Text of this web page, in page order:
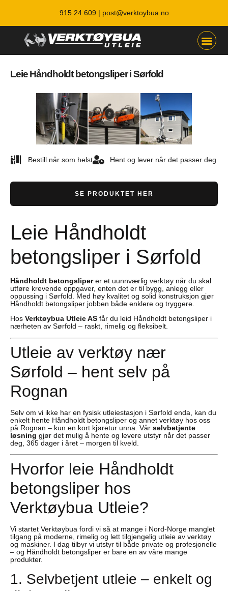
915 24 609 | post@verktoybua.no
Leie Håndholdt betongsliper i Sørfold
Bestill når som helst Hent og lever når det passer deg
SE PRODUKTET HER
Leie Håndholdt
betongsliper i Sørfold
Håndholdt betongsliperer et uunnværlig verktøy når du skal
utføre krevende oppgaver, enten det er til bygg, anlegg eller
oppussing i Sørfold. Med høy kvalitet og solid konstruksjon gjør
Håndholdt betongsliper jobben både enklere og tryggere.
Hos Verktøybua Utleie AS får du leid Håndholdt betongsliper i
nærheten av Sørfold – raskt, rimelig og fleksibelt.
Utleie av verktøy nær
Sørfold – hent selv på
Rognan
Selv om vi ikke har en fysisk utleiestasjon i Sørfold enda, kan du
enkelt hente Håndholdt betongsliper og annet verktøy hos oss
på Rognan – kun en kort kjøretur unna. Vår selvbetjente
løsning gjør det mulig å hente og levere utstyr når det passer
deg, 365 dager i året – morgen til kveld.
Hvorfor leie Håndholdt
betongsliper hos
Verktøybua Utleie?
Vi startet Verktøybua fordi vi så at mange i Nord-Norge manglet
tilgang på moderne, rimelig og lett tilgjengelig utleie av verktøy
og maskiner. I dag tilbyr vi utstyr til både private og profesjonelle
– og Håndholdt betongsliper er bare en av våre mange
produkter.
1. Selvbetjent utleie – enkelt og